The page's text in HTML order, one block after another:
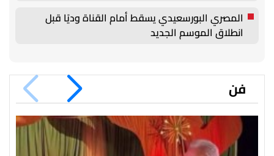
المصري البورسعيدي يسقط أمام القناة وديًا قبل
انطلاق الموسم الجديد
فن